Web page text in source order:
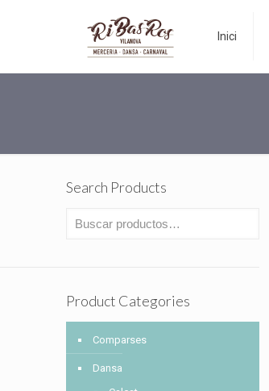
Inici
Search Products
Product Categories
Comparses
Dansa